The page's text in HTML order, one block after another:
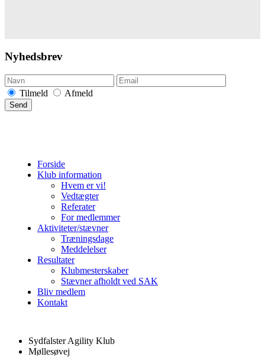
Nyhedsbrev
Tilmeld Afmeld
Forside
Klub information
Hvem er vi!
Vedtægter
Referater
For medlemmer
Aktiviteter/stævner
Træningsdage
Meddelelser
Resultater
Klubmesterskaber
Stævner afholdt ved SAK
Bliv medlem
Kontakt
Sydfalster Agility Klub
Møllesøvej